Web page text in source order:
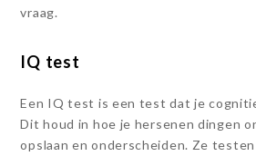
vraag.
IQ test
Een IQ test is een test dat je
Dit houd in hoe je hersenen dingen
opslaan en onderscheiden. Ze